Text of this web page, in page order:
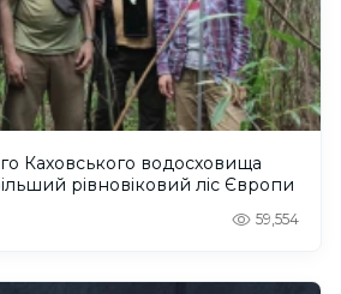
Каховського водосховища
рівновіковий ліс Європи
59,554